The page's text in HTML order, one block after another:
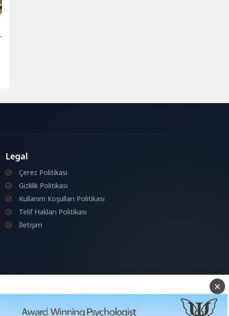
Legal
Çerez Politikası
Gizlilik Politikası
Kullanım Koşulları Politikası
Telif Hakları Politikası
İletişim
×